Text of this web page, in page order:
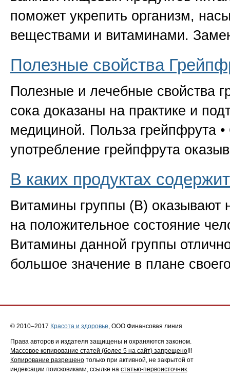
поможет укрепить организм,
веществами и витаминами.
Полезные свойства
Полезные и лечебные свойства
сока доказаны на практике и
медициной. Польза грейпфрута •
употребление грейпфрута
В каких продуктах
Витамины группы (В) оказывают
на положительное состояние
Витамины данной группы
большое значение в плане
© 2010–2017 Красота и здоровье, ООО Финансовая линия
Права авторов и издателя защищены и охраняются законом.
Массовое копирование статей (более 5 на сайт) запрещено!!!
Копирование разрешено только при активной, не закрытой от
индексации поисковиками, ссылке на статью-первоисточник.